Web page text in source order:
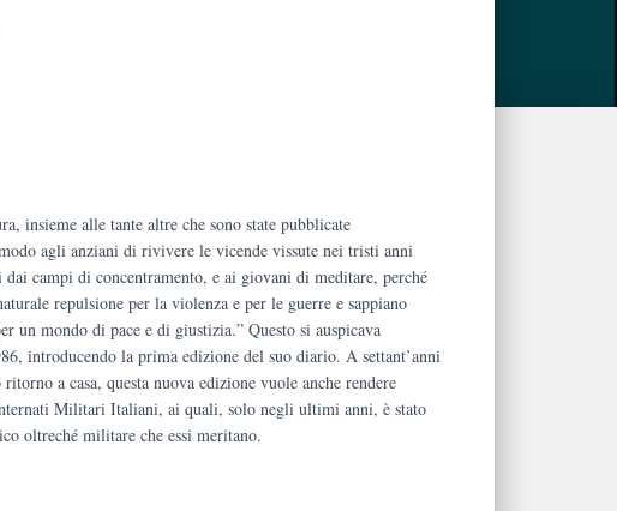
€14.25.
insieme alle tante altre che sono state pubblicate
agli anziani di rivivere le vicende vissute nei tristi anni
campi di concentramento, e ai giovani di meditare, perché
repulsione per la violenza e per le guerre e sappiano
un mondo di pace e di giustizia.” Questo si auspicava
introducendo la prima edizione del suo diario. A settant’anni
a casa, questa nuova edizione vuole anche rendere
Militari Italiani, ai quali, solo negli ultimi anni, è stato
oltreché militare che essi meritano.